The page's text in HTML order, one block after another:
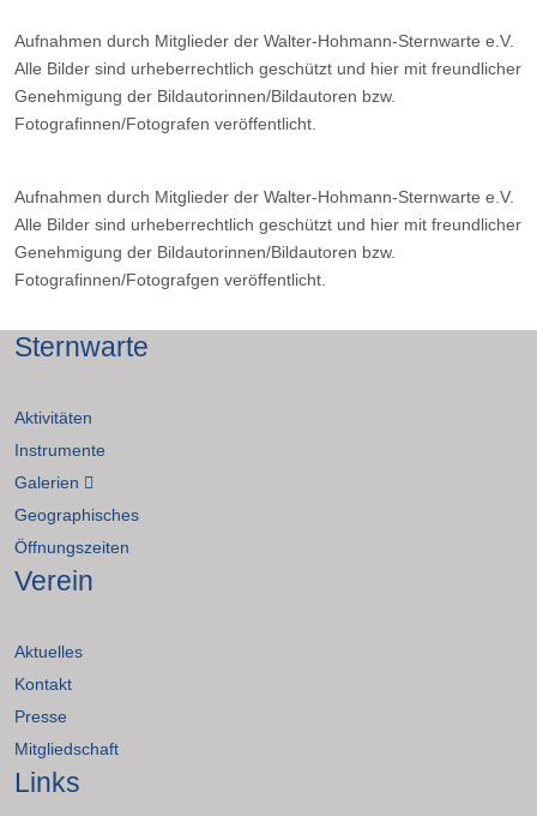
Aufnahmen durch Mitglieder der Walter-Hohmann-Sternwarte e.V.
Alle Bilder sind urheberrechtlich geschützt und hier mit freundlicher
Genehmigung der Bildautorinnen/Bildautoren bzw.
Fotografinnen/Fotografen veröffentlicht.
Aufnahmen durch Mitglieder der Walter-Hohmann-Sternwarte e.V.
Alle Bilder sind urheberrechtlich geschützt und hier mit freundlicher
Genehmigung der Bildautorinnen/Bildautoren bzw.
Fotografinnen/Fotografgen veröffentlicht.
Sternwarte
Aktivitäten
Instrumente
Galerien
Geographisches
Öffnungszeiten
Verein
Aktuelles
Kontakt
Presse
Mitgliedschaft
Links